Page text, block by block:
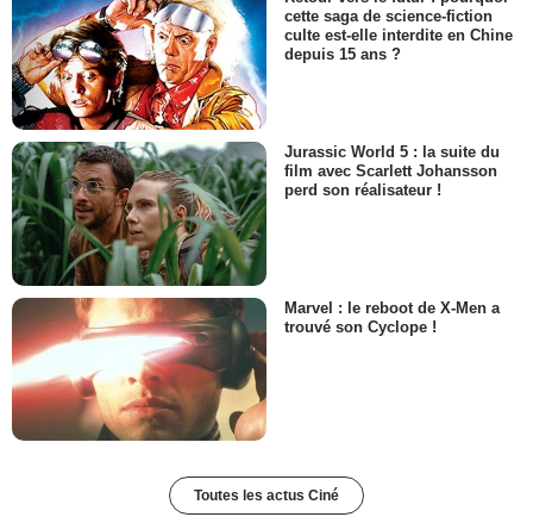
cette saga de science-fiction
culte est-elle interdite en Chine
depuis 15 ans ?
Jurassic World 5 : la suite du
film avec Scarlett Johansson
perd son réalisateur !
Marvel : le reboot de X-Men a
trouvé son Cyclope !
Toutes les actus Ciné